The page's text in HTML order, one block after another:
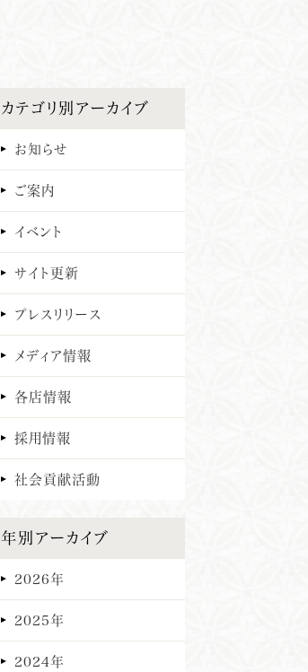
カテゴリ別アーカイブ
お知らせ
ご案内
イベント
サイト更新
プレスリリース
メディア情報
各店情報
採用情報
社会貢献活動
年別アーカイブ
2026年
2025年
2024年